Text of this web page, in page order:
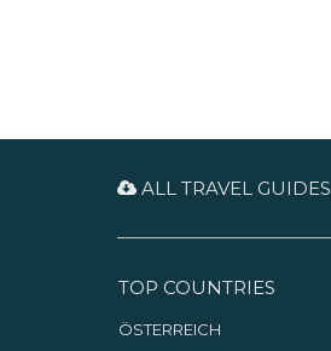
ALL TRAVEL GUIDES
TOP COUNTRIES
ÖSTERREICH